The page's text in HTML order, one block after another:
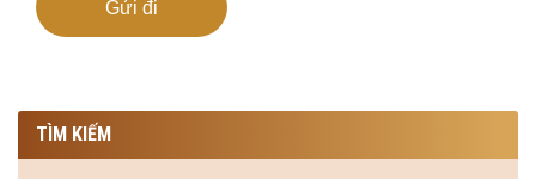
Gửi đi
TÌM KIẾM